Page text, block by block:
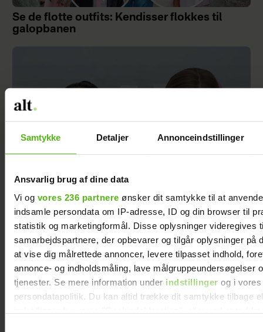
Samtykke Detaljer Annonceindstillinger
Ansvarlig brug af dine data
Vi og vores 236 partnere ønsker dit samtykke til at
indsamle persondata om IP-adresse, ID og din browser til
statistik og marketingformål. Disse oplysninger videregives
samarbejdspartnere, der opbevarer og tilgår oplysninger på
at vise dig målrettede annoncer, levere tilpasset indhold,
annonce- og indholdsmåling, lave målgruppeundersøgelser
tjenester. Se mere information under indstillinger og i vores
persondatapolitik. Du kan altid trække dit samtykke tilbage
Se de flotte outfits: Kendisser flokkes til
galopbanen
Da Saks Potts lukkede, kom det som et chok
– nu fortæller stifterne for første gang
hvorfor